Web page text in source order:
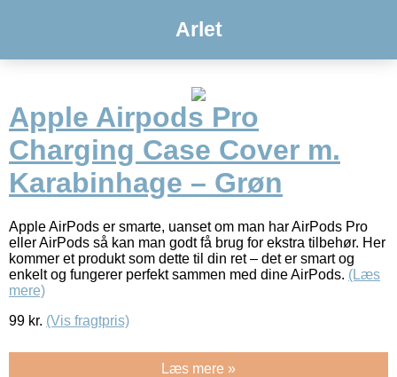
Arlet
Apple Airpods Pro
Charging Case Cover m.
Karabinhage – Grøn
Apple AirPods er smarte, uanset om man har AirPods Pro
eller AirPods så kan man godt få brug for ekstra tilbehør. Her
kommer et produkt som dette til din ret – det er smart og
enkelt og fungerer perfekt sammen med dine AirPods. (Læs
mere)
99 kr. (Vis fragtpris)
Læs mere »